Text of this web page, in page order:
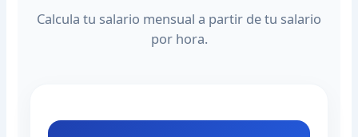
Calcula tu salario mensual a partir de tu salario
por hora.